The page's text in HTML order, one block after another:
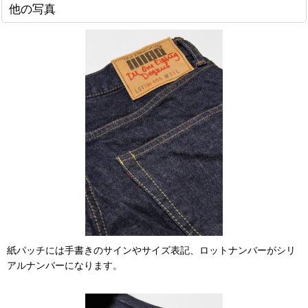
他の写真
紙パッチには手書きのサインやサイズ表記、ロットナンバーがシリ
アルナンバーになります。